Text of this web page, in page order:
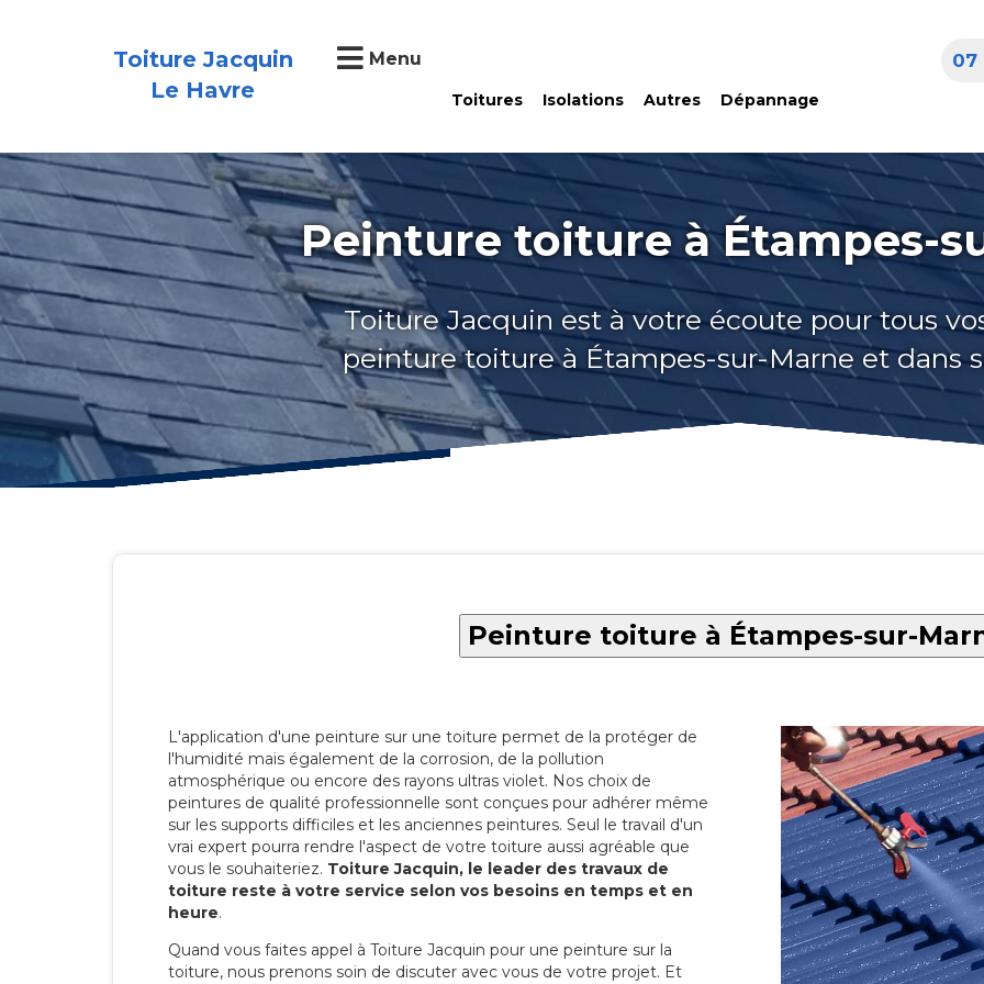
Toiture Jacquin
Le Havre
Menu
Toitures Isolations Autres Dépannage
07
Peinture toiture à Étampes-
Toiture Jacquin est à votre écoute pour tous
peinture toiture à Étampes-sur-Marne et dans
Peinture toiture à Étampes-sur-
L'application d'une peinture sur une toiture permet de la protéger de
l'humidité mais également de la corrosion, de la pollution
atmosphérique ou encore des rayons ultras violet. Nos choix de
peintures de qualité professionnelle sont conçues pour adhérer même
sur les supports difficiles et les anciennes peintures. Seul le travail d'un
vrai expert pourra rendre l'aspect de votre toiture aussi agréable que
vous le souhaiteriez. Toiture Jacquin, le leader des travaux de
toiture reste à votre service selon vos besoins en temps et en
heure.
Quand vous faites appel à Toiture Jacquin pour une peinture sur la
toiture, nous prenons soin de discuter avec vous de votre projet. Et